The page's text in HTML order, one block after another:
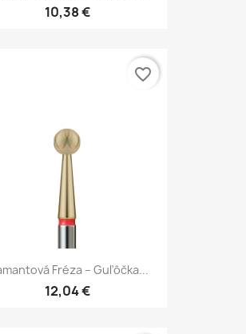
10,38 €
Fréza – Guľôčka...
12,04 €
favorite_border